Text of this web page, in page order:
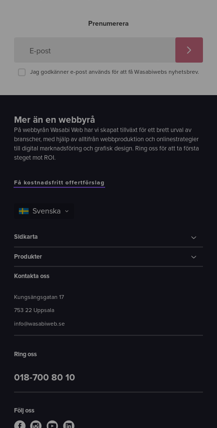
Prenumerera
E-post
Jag godkänner e-post används för att få Wasabiwebs nyhetsbrev.
Mer än en webbyrå
På webbyrån Wasabi Web har vi skapat tillväxt för ett brett urval av
branscher, med hjälp av alltifrån webbproduktion och onlinestrategier
till digital marknadsföring och grafisk design. Ring oss för att ta första
steget mot ROI.
Få kostnadsfritt offertförslag
Sidkarta
Produkter
Kontakta oss
Kungsängsgatan 17
753 22 Uppsala
info@wasabiweb.se
Ring oss
018-700 80 10
Följ oss